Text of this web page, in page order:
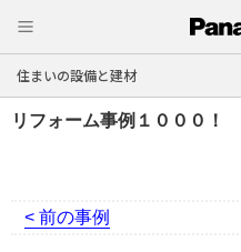
住まいの設備と建材
リフォーム事例１０００！
< 前の事例